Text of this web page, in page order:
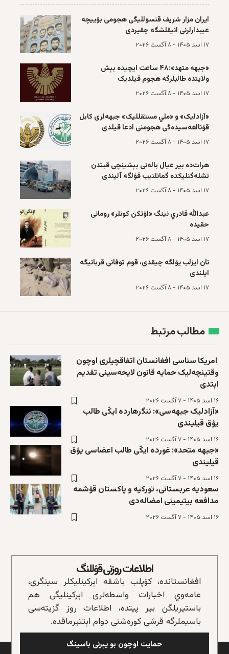
ایران مزار شریف قنسوللیگی هجومی بۉییچه‌
عیبدارلرنی انیقلشگه چقیردی
۱۷ اسد ۱۴۰۵ - ۸ آگست ۲۰۲۶
«جبهه متهد»‌:۴۸ ساعت ایچیده بېش
ولایتده طالبلرگه هجوم قیلدیک
۱۷ اسد ۱۴۰۵ - ۸ آگست ۲۰۲۶
«آزادلیک» و «ملي مستقللیک» جبهه‌لری کابل
قۉنالغه‌سیده‌گی هجومنی ادعا قیلدی
۱۷ اسد ۱۴۰۵ - ۸ آگست ۲۰۲۶
هرات‌ده بیر عیال باله‌نی بېشینچی قبتدن
تشله‌گنلیکده گمانلنیب قۉلگه آلیندی
۱۷ اسد ۱۴۰۵ - ۸ آگست ۲۰۲۶
عبدالله قادري نینگ «اۉتکن کونلر» رومانی
حقیده
۱۷ اسد ۱۴۰۵ - ۸ آگست ۲۰۲۶
نان ایزلب یۉلگه چیقدی، قوم توفانی قربانیگه
ایلندی
۱۷ اسد ۱۴۰۵ - ۸ آگست ۲۰۲۶
مطالب مرتبط
امریکا سناسی افغانستان اتفاقچیلری اوچون
وقتینچه‌لیک حمایه‌ قانون لایحه‌سینی تقدیم
اېتدی
۱۶ اسد ۱۴۰۵ - ۷ آگست ۲۰۲۶
«آزادلیک جبهه‌سی»: ننگرهارده ایکّی طالب
یۉق قیلیندی
۱۶ اسد ۱۴۰۵ - ۷ آگست ۲۰۲۶
«جبهه متحد»: غورده ایکّی طالب اعضاسی یۉق
قیلیندی
۱۶ اسد ۱۴۰۵ - ۷ آگست ۲۰۲۶
سعوديه عربستانی، تورکيه و پاکستان قۉشمه‌
مدافعه‌ بیتیمینی امضاله‌دی
۱۶ اسد ۱۴۰۵ - ۷ آگست ۲۰۲۶
اطلاعات روزنی قۉللنگ
افغانستانده، کۉپلب باشقه‌ اېرکینلیکلر سینگری،
عامه‌وي اخبارات واسطه‌لری اېرکینلیگی هم
باستیریلگن بیر پیتده، اطلاعات روز گزیته‌سی
باسیملرگه قرشی کوره‌شنی دوام اېتتیرماقده.
حمایت اوچون بو یېرنی باسینگ